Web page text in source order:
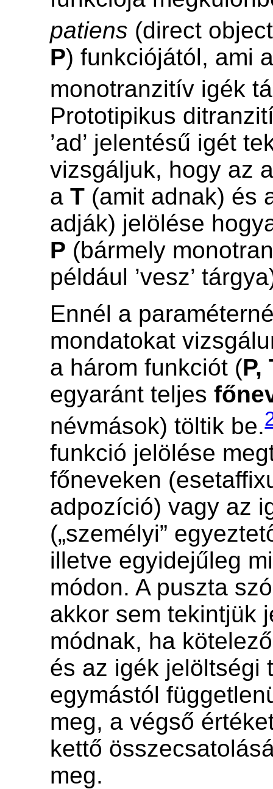
patiens (direct
P) funkciójától, ami
monotranzitív igék
Prototipikus
’ad’ jelentésű igét
vizsgáljuk, hogy az
aT (amit adnak) és
adják) jelölése
P (bármely
például ’vesz’
Ennél a
mondatokat
a három funkciót (P,
egyaránt teljes
névmások) töltik be.
funkció jelölése
főneveken
adpozíció) vagy az
(„személyi”
illetve egyidejűleg
módon. A puszta
akkor sem tekintjük
módnak, ha
és az igék jelöltségi
egymástól
meg, a végső
kettő
meg.